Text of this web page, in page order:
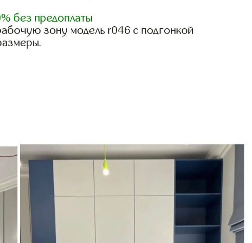
без предоплаты
зону модель r046 с подгонкой